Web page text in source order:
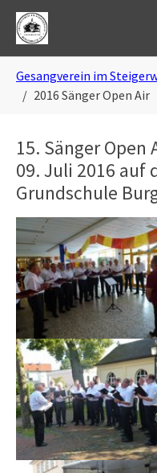
Skip to main navigation
Zum Hauptinhalt springen
Skip to page footer
Gesangverein im
2016 Sänger Open Air
15. Sänger Open
09. Juli 2016 auf
Grundschule